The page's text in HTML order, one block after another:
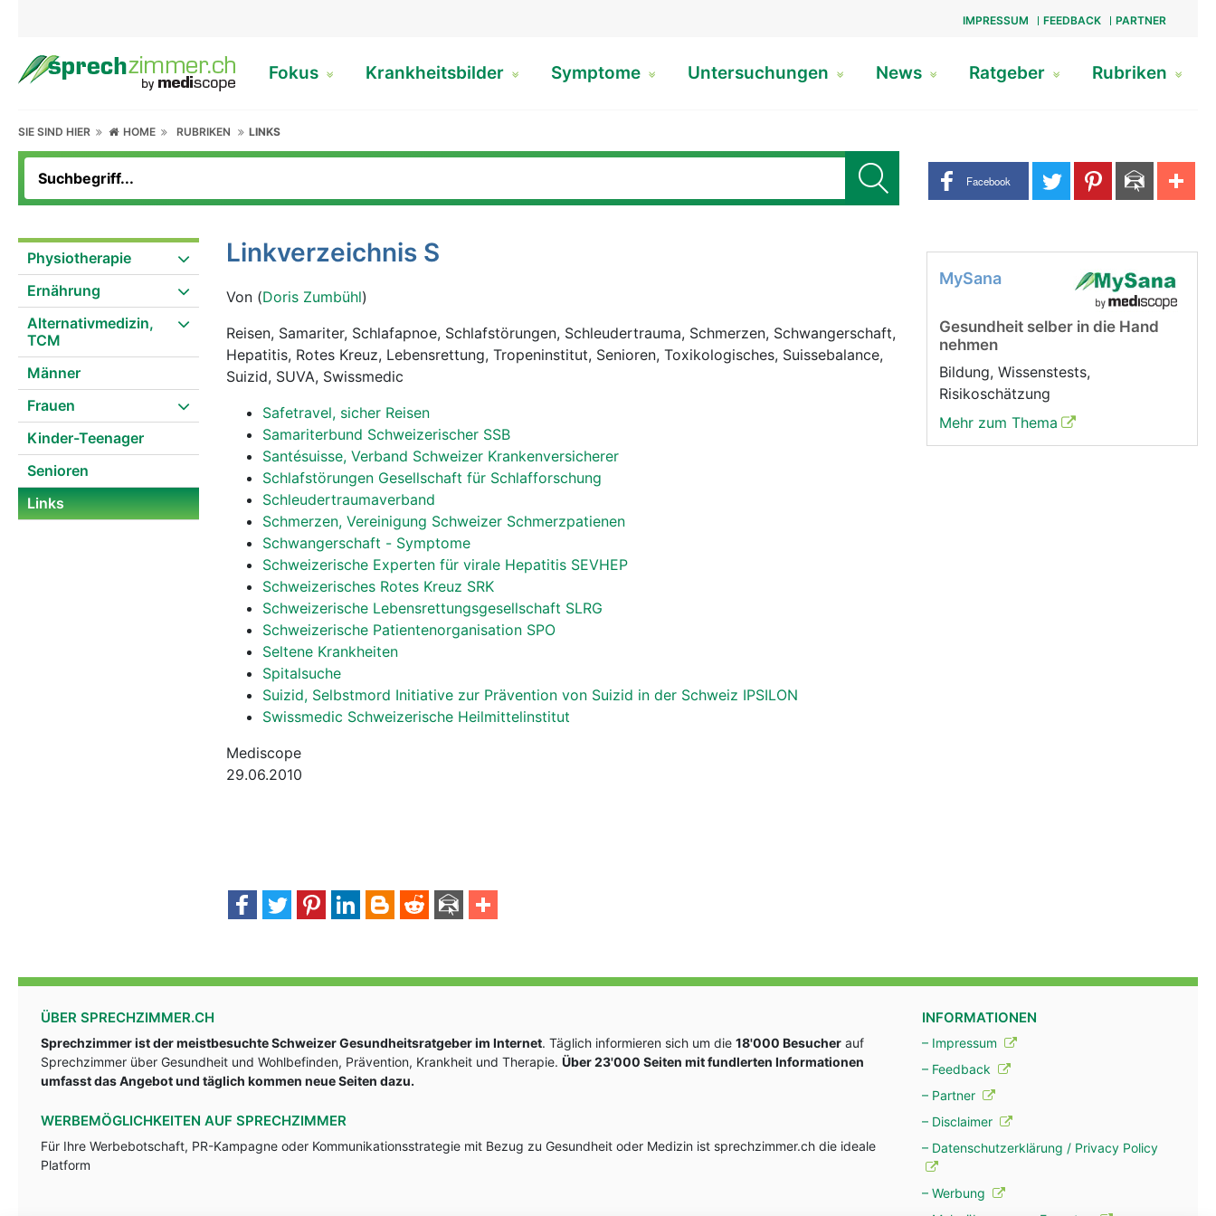
IMPRESSUM FEEDBACK PARTNER
Fokus Krankheitsbilder Symptome Untersuchungen News Ratgeber Rubriken
SIE SIND HIER HOME RUBRIKEN LINKS
Share buttons
Facebook
Physiotherapie
Ernährung
Alternativmedizin,
TCM
Männer
Frauen
Kinder-Teenager
Senioren
Links
Linkverzeichnis S
Von (Doris Zumbühl)
Reisen, Samariter, Schlafapnoe, Schlafstörungen, Schleudertrauma, Schmerzen, Schwangerschaft,
Hepatitis, Rotes Kreuz, Lebensrettung, Tropeninstitut, Senioren, Toxikologisches, Suissebalance,
Suizid, SUVA, Swissmedic
Safetravel, sicher Reisen
Samariterbund Schweizerischer SSB
Santésuisse, Verband Schweizer Krankenversicherer
Schlafstörungen Gesellschaft für Schlafforschung
Schleudertraumaverband
Schmerzen, Vereinigung Schweizer Schmerzpatienen
Schwangerschaft - Symptome
Schweizerische Experten für virale Hepatitis SEVHEP
Schweizerisches Rotes Kreuz SRK
Schweizerische Lebensrettungsgesellschaft SLRG
Schweizerische Patientenorganisation SPO
Seltene Krankheiten
Spitalsuche
Suizid, Selbstmord Initiative zur Prävention von Suizid in der Schweiz IPSILON
Swissmedic Schweizerische Heilmittelinstitut
Mediscope
29.06.2010
MySana
Gesundheit selber in die Hand
nehmen
Bildung, Wissenstests,
Risikoschätzung
Mehr zum Thema
ÜBER SPRECHZIMMER.CH
Sprechzimmer ist der meistbesuchte Schweizer Gesundheitsratgeber im Internet. Täglich informieren sich um die 18'000 Besucher auf
Sprechzimmer über Gesundheit und Wohlbefinden, Prävention, Krankheit und Therapie. Über 23'000 Seiten mit fundlerten Informationen
umfasst das Angebot und täglich kommen neue Seiten dazu.
WERBEMÖGLICHKEITEN AUF SPRECHZIMMER
Für Ihre Werbebotschaft, PR-Kampagne oder Kommunikationsstrategie mit Bezug zu Gesundheit oder Medizin ist sprechzimmer.ch die ideale
Platform
INFORMATIONEN
– Impressum
– Feedback
– Partner
– Disclaimer
– Datenschutzerklärung / Privacy Policy
– Werbung